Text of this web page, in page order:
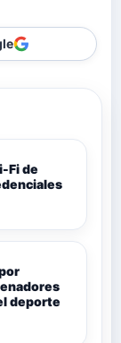
Fi de
deporte